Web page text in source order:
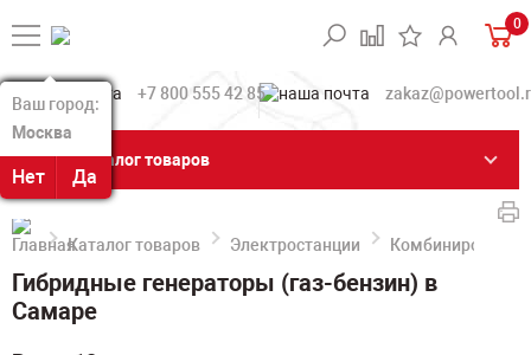
Ваш город:
Москва
Нет Да
Ваш город:
Москва
Нет Да
0
+7 800 555 42 85
Каталог товаров
Каталог товаров Электростанции
Гибридные генераторы (газ-бензин) в
Самаре